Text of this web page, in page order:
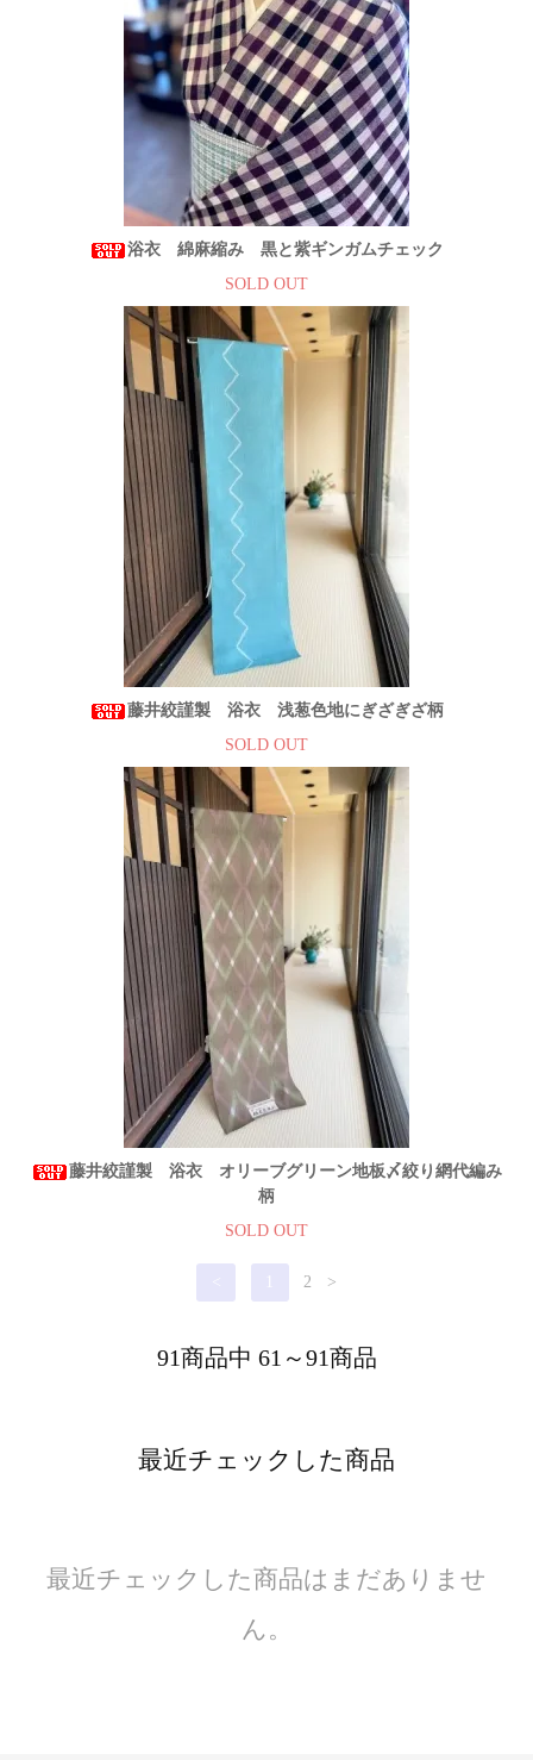
浴衣 綿麻縮み 黒と紫ギンガムチェック
SOLD OUT
藤井絞謹製 浴衣 浅葱色地にぎざぎざ柄
SOLD OUT
藤井絞謹製 浴衣 オリーブグリーン地板〆絞り網代編み
柄
SOLD OUT
2 >
91商品中 61～91商品
最近チェックした商品
最近チェックした商品はまだありませ
ん。